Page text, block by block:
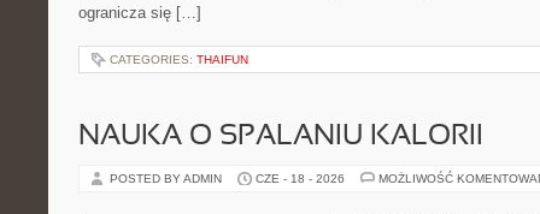
ogranicza się […]
CATEGORIES: THAIFUN
NAUKA O SPALANIU KALORII
POSTED BY ADMIN CZE - 18 - 2026 MOŻLIWOŚĆ